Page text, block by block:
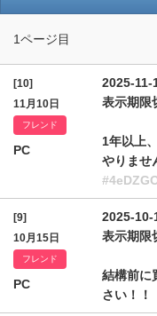
1ページ目
[10]
11月10日
フレンド
PC
2025-11-
表示期限
1年以上
やりませ
[9]
10月15日
フレンド
PC
2025-
表示期限
結構前に
さい！！